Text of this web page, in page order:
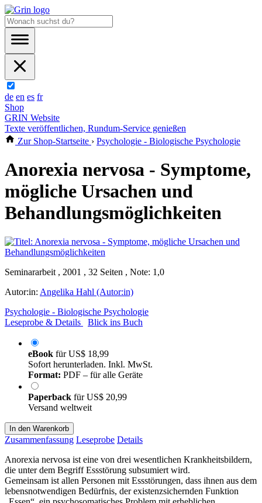
de en es fr
Shop
GRIN Website
Texte veröffentlichen, Rundum-Service genießen
Zur Shop-Startseite › Psychologie - Biologische Psychologie
Anorexia nervosa - Symptome,
mögliche Ursachen und
Behandlungsmöglichkeiten
Seminararbeit , 2001 , 32 Seiten , Note: 1,0
Autor:in: Angelika Hahl (Autor:in)
Psychologie - Biologische Psychologie
Leseprobe & Details
Blick ins Buch
eBook fürUS$ 18,99
Sofort herunterladen. Inkl. MwSt.
Format: PDF – für alle Geräte
Paperback fürUS$ 20,99
Versand weltweit
In den Warenkorb
Zusammenfassung Leseprobe Details
Anorexia nervosa ist eine von drei wesentlichen Krankheitsbildern,
die unter dem Begriff Essstörung subsumiert wird.
Gemeinsam ist allen Personen mit Essstörungen, dass ihnen aus dem
lebensnotwendigen Bedürfnis, der existenzsichernden Funktion